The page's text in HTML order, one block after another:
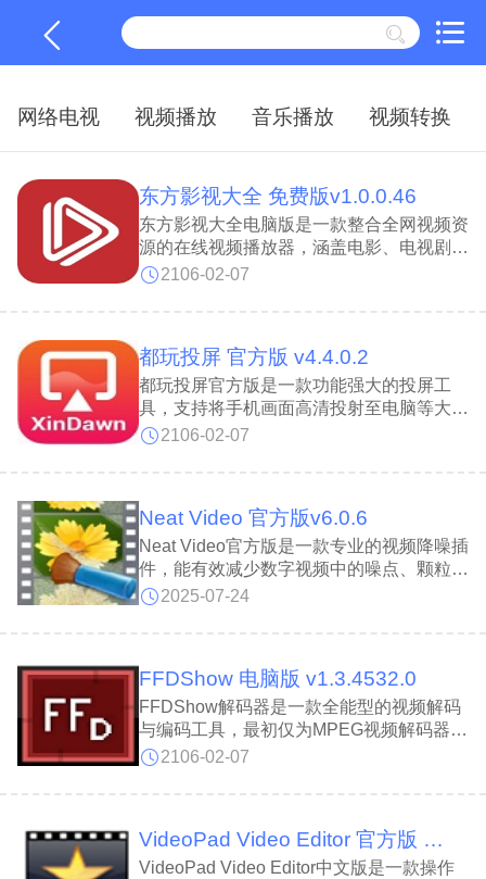
网络电视 视频播放 音乐播放 视频转换
东方影视大全 免费版v1.0.0.46
东方影视大全电脑版是一款整合全网视频资
源的在线视频播放器，涵盖电影、电视剧、
综艺、动漫、纪录片等丰富内容，可提供最
推荐、专题榜单、分类筛选等功能，能依用
换和播放速度调节，为用户带来流畅便捷的
观看体验。东方影视大全在播放过程中无广
告干扰，所有视频均可免费观看。
2106-02-07
都玩投屏 官方版 v4.4.0.2
都玩投屏官方版是一款功能强大的投屏工
具，支持将手机画面高清投射至电脑等大屏
设备。都玩投屏不仅能够实现按比例精准投
率模式，操作流畅无延迟。都玩投屏中，用
能，全方位满足娱乐与工作需求，让手机投
屏操作变得更加轻松便捷。
2106-02-07
Neat Video 官方版v6.0.6
Neat Video官方版是一款专业的视频降噪插
件，能有效减少数字视频中的噪点、颗粒、
闪烁等瑕疵，提升画质清晰度和细节，使视
的降噪算法，可智能检测并减少高 ISO 噪
型，同时具备高度可调性，用户可根据需求
微调降噪参数。Neat Video还支持 GPU 与
CPU 协同工作，可加快降噪处理速度，提
高工作效率，并具备划痕过滤器，可修复视
2025-07-24
FFDShow 电脑版 v1.3.4532.0
FFDShow解码器是一款全能型的视频解码
与编码工具，最初仅为MPEG视频解码器，
现已扩展支持包括Indeo Video、WMV、
FFDShow解码器提供丰富的画面处理选
优化播放效果。FFDShow解码器凭借高效
解码能力和灵活的滤镜功能，提升视频播放
2106-02-07
VideoPad Video Editor 官方版 v17.21
VideoPad Video Editor中文版是一款操作